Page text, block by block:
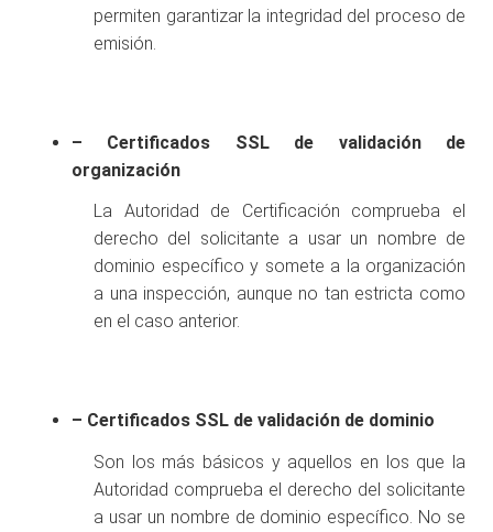
permiten garantizar la integridad del proceso de
emisión.
– Certificados SSL de validación de
organización
La Autoridad de Certificación comprueba el
derecho del solicitante a usar un nombre de
dominio específico y somete a la organización
a una inspección, aunque no tan estricta como
en el caso anterior.
– Certificados SSL de validación de dominio
Son los más básicos y aquellos en los que la
Autoridad comprueba el derecho del solicitante
a usar un nombre de dominio específico. No se